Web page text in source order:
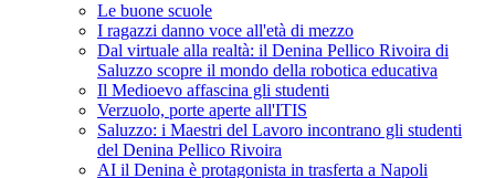
Le buone scuole
I ragazzi danno voce all'età di mezzo
Dal virtuale alla realtà: il Denina Pellico Rivoira di
Saluzzo scopre il mondo della robotica educativa
Il Medioevo affascina gli studenti
Verzuolo, porte aperte all'ITIS
Saluzzo: i Maestri del Lavoro incontrano gli studenti
del Denina Pellico Rivoira
AI il Denina è protagonista in trasferta a Napoli